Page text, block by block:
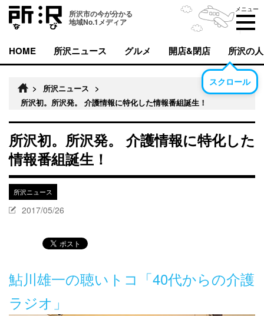
所沢市の今が分かる
地域No.1メディア
メニュー
HOME 所沢ニュース グルメ 開店&閉店 所沢の人
スクロール
> 所沢ニュース
>
所沢初。所沢発。 介護情報に特化した情報番組誕生！
所沢初。所沢発。 介護情報に特化した
情報番組誕生！
所沢ニュース
2017/05/26
鮎川雄一の聴いトコ「40代からの介護
ラジオ」